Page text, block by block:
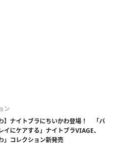
ン
わ】ナイトブラにちいかわ登場！ 「バ
イにケアする」ナイトブラVIAGE、
」コレクション新発売